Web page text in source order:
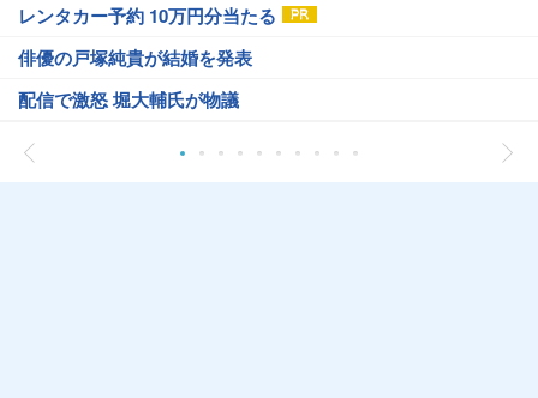
レンタカー予約 10万円分当たる
俳優の戸塚純貴が結婚を発表
配信で激怒 堀大輔氏が物議